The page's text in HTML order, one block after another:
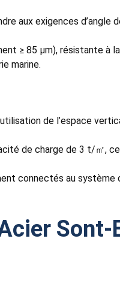
aux exigences d’angle
≥ 85 μm), résistante à
marine.
de l’espace
de charge de 3 t/㎡,
connectés au système
Sont-